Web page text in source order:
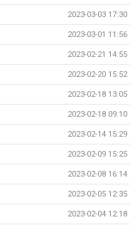
2023-03-03 17:30
2023-03-01 11:56
2023-02-21 14:55
2023-02-20 15:52
2023-02-18 13:05
2023-02-18 09:10
2023-02-14 15:29
2023-02-09 15:25
2023-02-08 16:14
2023-02-05 12:35
2023-02-04 12:18